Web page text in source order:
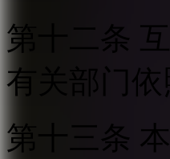
第十二条
有关部门
第十三条